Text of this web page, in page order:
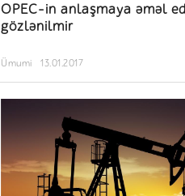
OPEC-in anlaşmaya əməl
gözlənilmir
Ümumi 13.01.2017